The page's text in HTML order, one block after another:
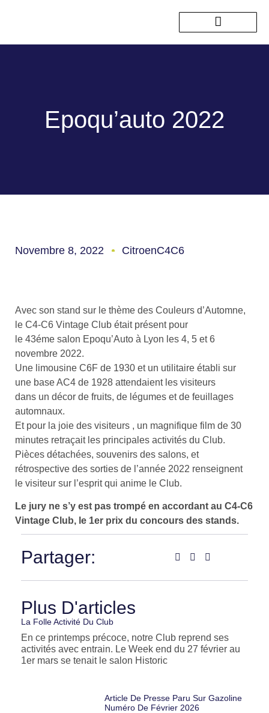
Epoqu’auto 2022
Novembre 8, 2022 CitroenC4C6
Avec son stand sur le thème des Couleurs d’Automne,
le C4-C6 Vintage Club était présent pour
le 43éme salon Epoqu’Auto à Lyon les 4, 5 et 6
novembre 2022.
Une limousine C6F de 1930 et un utilitaire établi sur
une base AC4 de 1928 attendaient les visiteurs
dans un décor de fruits, de légumes et de feuillages
automnaux.
Et pour la joie des visiteurs , un magnifique film de 30
minutes retraçait les principales activités du Club.
Pièces détachées, souvenirs des salons, et
rétrospective des sorties de l’année 2022 renseignent
le visiteur sur l’esprit qui anime le Club.
Le jury ne s’y est pas trompé en accordant au C4-C6
Vintage Club, le 1er prix du concours des stands.
Partager:
Plus D'articles
La Folle Activité Du Club
En ce printemps précoce, notre Club reprend ses
activités avec entrain. Le Week end du 27 février au
1er mars se tenait le salon Historic
Article De Presse Paru Sur Gazoline
Numéro De Février 2026